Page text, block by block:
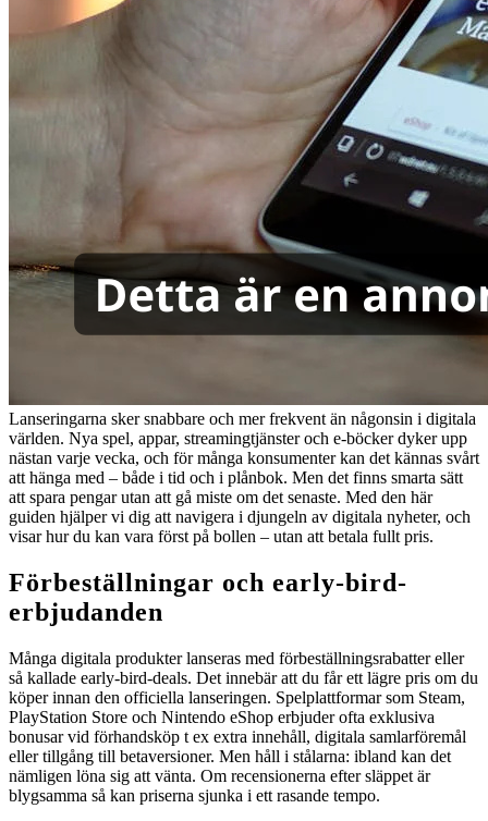
Lanseringarna sker snabbare och mer frekvent än någonsin i digitala
världen. Nya spel, appar, streamingtjänster och e-böcker dyker upp
nästan varje vecka, och för många konsumenter kan det kännas svårt
att hänga med – både i tid och i plånbok. Men det finns smarta sätt
att spara pengar utan att gå miste om det senaste. Med den här
guiden hjälper vi dig att navigera i djungeln av digitala nyheter, och
visar hur du kan vara först på bollen – utan att betala fullt pris.
Förbeställningar och early-bird-
erbjudanden
Många digitala produkter lanseras med förbeställningsrabatter eller
så kallade early-bird-deals. Det innebär att du får ett lägre pris om du
köper innan den officiella lanseringen. Spelplattformar som Steam,
PlayStation Store och Nintendo eShop erbjuder ofta exklusiva
bonusar vid förhandsköp t ex extra innehåll, digitala samlarföremål
eller tillgång till betaversioner. Men håll i stålarna: ibland kan det
nämligen löna sig att vänta. Om recensionerna efter släppet är
blygsamma så kan priserna sjunka i ett rasande tempo.